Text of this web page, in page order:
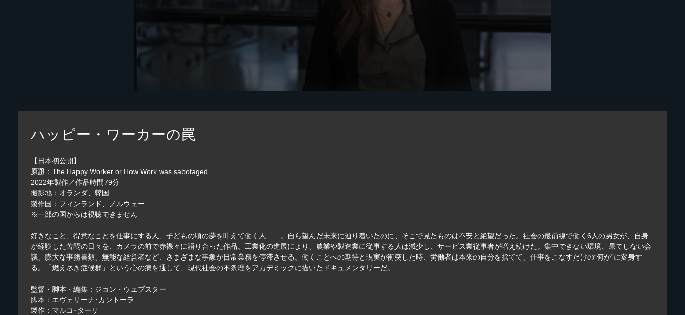
ハッピー・ワーカーの罠
【日本初公開】
原題：The Happy Worker or How Work was sabotaged
2022年製作／作品時間79分
撮影地：オランダ、韓国
製作国：フィンランド、ノルウェー
※一部の国からは視聴できません
好きなこと、得意なことを仕事にする人、子どもの頃の夢を叶えて働く人……。自ら望んだ未来に辿り着いたのに、そこで見たものは不安と絶望だった。社会の最前線で働く6人の男女が、自身
が経験した苦悶の日々を、カメラの前で赤裸々に語り合った作品。工業化の進展により、農業や製造業に従事する人は減少し、サービス業従事者が増え続けた。集中できない環境、果てしない会
議、膨大な事務書類、無能な経営者など、さまざまな事象が日常業務を停滞させる。働くことへの期待と現実が衝突した時、労働者は本来の自分を捨てて、仕事をこなすだけの“何か”に変身す
る。「燃え尽き症候群」という心の病を通して、現代社会の不条理をアカデミックに描いたドキュメンタリーだ。
監督・脚本・編集：ジョン・ウェブスター
脚本：エヴェリーナ･カントーラ
製作：マルコ･ターリ